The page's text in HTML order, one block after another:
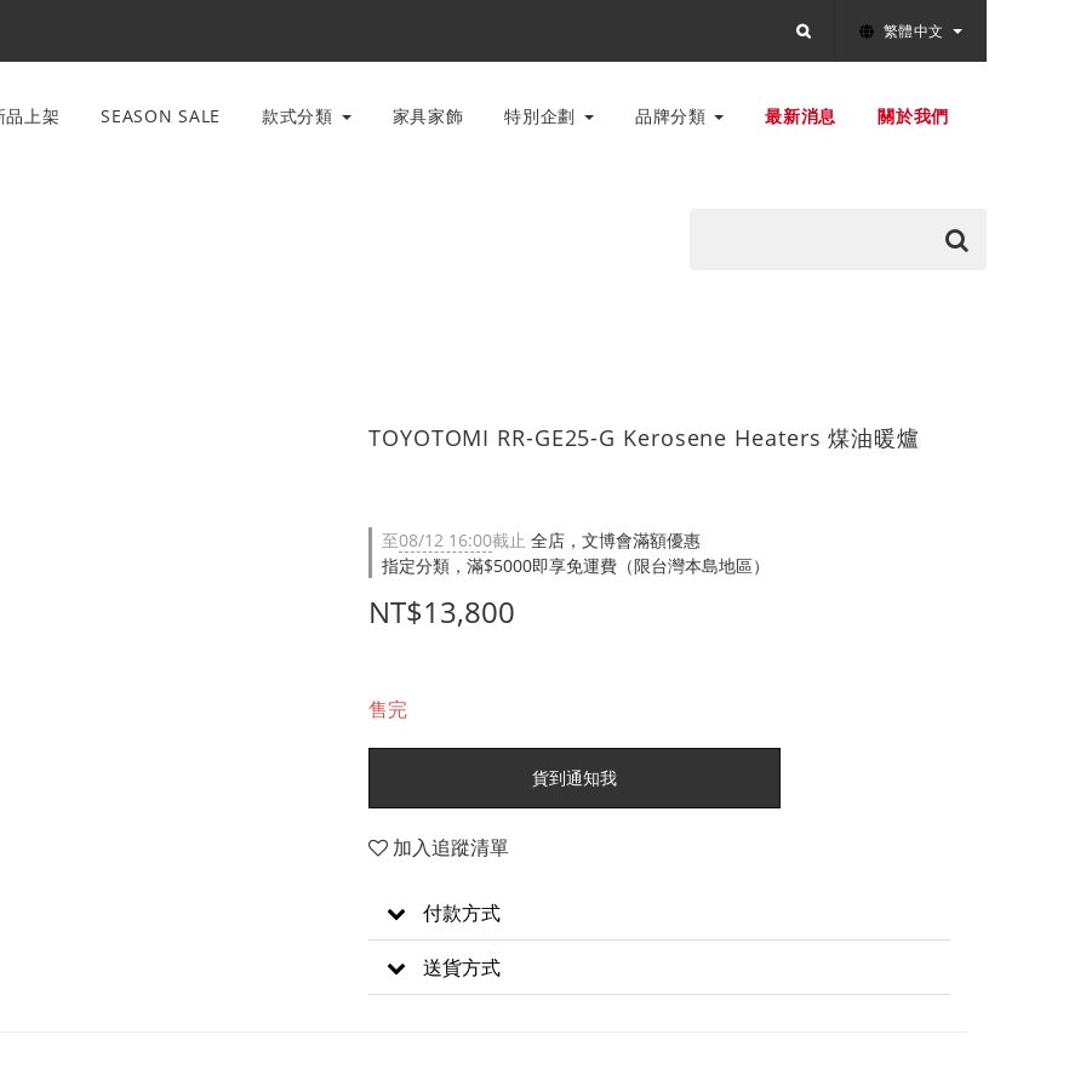
繁體中文
品上架 SEASON SALE 款式分類 家具家飾 特別企劃 品牌分類 最新消息 關於我們
TOYOTOMI RR-GE25-G Kerosene Heaters 煤油暖爐
至08/12 16:00截止 全店，文博會滿額優惠
指定分類，滿$5000即享免運費（限台灣本島地區）
NT$13,800
售完
貨到通知我
加入追蹤清單
付款方式
送貨方式